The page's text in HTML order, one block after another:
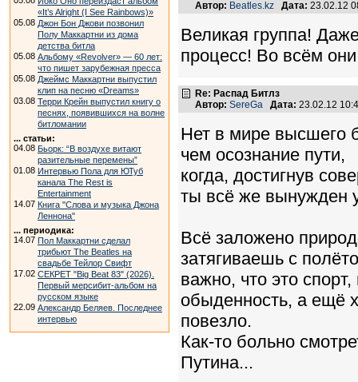
«It’s Alright (I See Rainbows)»
05.08 Джон Бон Джови позвонил
Полу Маккартни из дома
детства битла
05.08 Альбому «Revolver» — 60 лет:
что пишет зарубежная пресса
05.08 Джеймс Маккартни выпустил
клип на песню «Dreams»
03.08 Терри Крейн выпустил книгу о
песнях, появившихся на волне
битломании
... статьи:
04.08 Бьорк: “В воздухе витают
разительные перемены”
01.08 Интервью Пола для ЮТуб
канала The Rest is
Entertainment
14.07 Книга "Слова и музыка Джона
Леннона"
... периодика:
14.07 Пол Маккартни сделал
трибьют The Beatles на
свадьбе Тейлор Свифт
17.02 СЕКРЕТ "Big Beat 83" (2026).
Первый мерсибит-альбом на
русском языке
22.09 Александр Беляев. Последнее
интервью
Автор: Beatles.kz Дата: 23.02.12
Великая группа!
процесс! Во всём
Re: Распад Битлз
Автор: SereGa Дата: 23.02.12
Нет в мире высшего
чем осознание пути,
когда, достигнув
ты всё же вынужден
Всё заложено
затягиваешь с
важно, что это
обыденность, а ещё
повезло.
Как-то больно
Путина...